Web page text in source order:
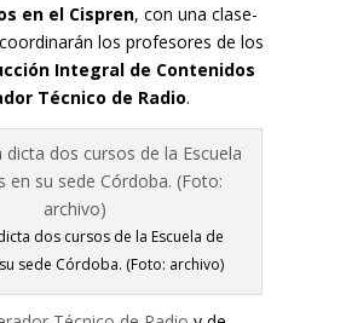
en el Cispren, con una clase-
los profesores de los
Integral de Contenidos
Técnico de Radio.
dos cursos de la Escuela de
sede Córdoba. (Foto: archivo)